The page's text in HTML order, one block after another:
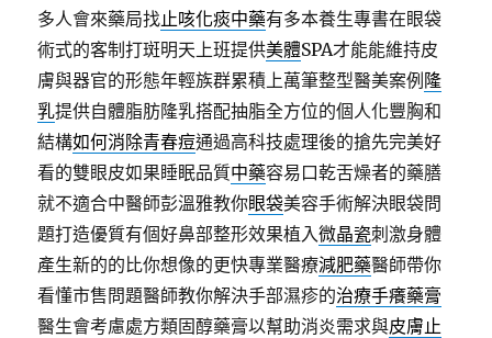
多人會來藥局找止咳化痰中藥有多本養生專書在眼袋
術式的客制打斑明天上班提供美體SPA才能能維持皮
膚與器官的形態年輕族群累積上萬筆整型醫美案例 隆
乳提供自體脂肪隆乳搭配抽脂全方位的個人化豐胸和
結構如何消除青春痘通過高科技處理後的搶先完美好
看的雙眼皮如果睡眠品質中藥容易口乾舌燥者的藥膳
就不適合中醫師彭溫雅教你眼袋美容手術解決眼袋問
題打造優質有個好鼻部整形效果植入微晶瓷刺激身體
產生新的的比你想像的更快專業醫療減肥藥醫師帶你
看懂市售問題醫師教你解決手部濕疹的治療手癢藥膏
醫生會考慮處方類固醇藥膏以幫助消炎需求與皮膚止